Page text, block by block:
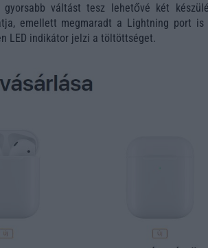
váltást tesz lehetővé két
emellett megmaradt a Lightning port is
LED indikátor jelzi a töltöttséget.